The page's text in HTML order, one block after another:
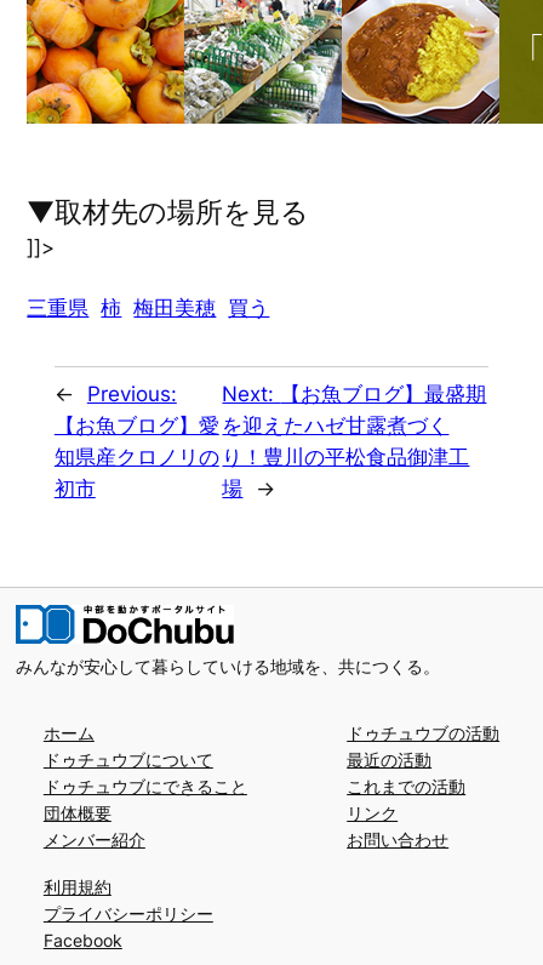
▼取材先の場所を見る
]]>
三重県 柿 梅田美穂 買う
←
Previous:
【お魚ブログ】愛
知県産クロノリの
初市
Next:
【お魚ブログ】最盛期
を迎えたハゼ甘露煮づく
り！豊川の平松食品御津工
場
→
みんなが安心して暮らしていける地域を、共につくる。
ホーム
ドゥチュウブについて
ドゥチュウブにできること
団体概要
メンバー紹介
ドゥチュウブの活動
最近の活動
これまでの活動
リンク
お問い合わせ
利用規約
プライバシーポリシー
Facebook